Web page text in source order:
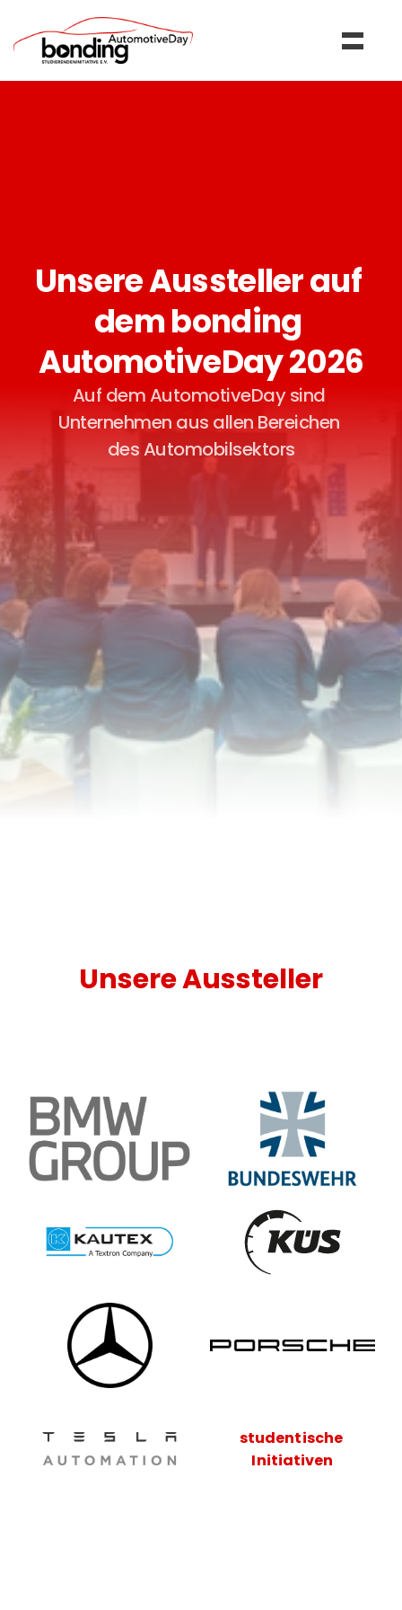
Unsere Aussteller auf
dem bonding
AutomotiveDay 2026
Auf dem AutomotiveDay sind
Unternehmen aus allen Bereichen
des Automobilsektors
Unsere Aussteller
studentische
Initiativen